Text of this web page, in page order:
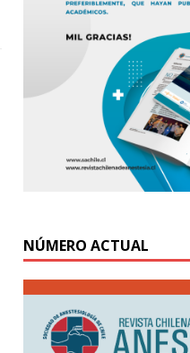
NÚMERO ACTUAL